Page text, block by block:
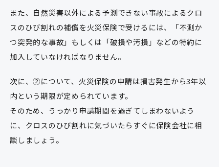
また、自然災害以外による予測できない事故によるクロ
スのひび割れの補償を火災保険で受けるには、「不測か
つ突発的な事故」もしくは「破損や汚損」などの特約に
加入していなければなりません。
次に、②について、火災保険の申請は損害発生から3年以
内という期限が定められています。
そのため、うっかり申請期間を過ぎてしまわないよう
に、クロスのひび割れに気づいたらすぐに保険会社に相
談しましょう。